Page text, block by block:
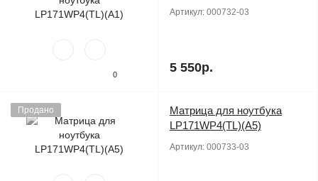
0
Артикул: 000732-03
5 550р.
Продано
Матрица для ноутбука
LP171WP4(TL)(A5)
Артикул: 000733-03